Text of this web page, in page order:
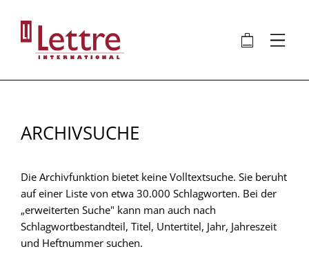
Inhalt
🛍 ⋮
ARCHIVSUCHE
Die Archivfunktion bietet keine Volltextsuche. Sie beruht
auf einer Liste von etwa 30.000 Schlagworten. Bei der
„erweiterten Suche" kann man auch nach
Schlagwortbestandteil, Titel, Untertitel, Jahr, Jahreszeit
und Heftnummer suchen.